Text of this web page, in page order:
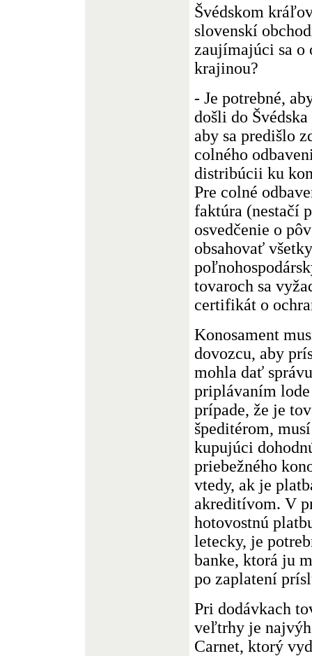
Švédskom
slovenskí
zaujímajúci sa o
krajinou?
- Je potrebné,
došli do
aby sa predišlo
colného
distribúcii ku
Pre colné
faktúra (nestačí
osvedčenie o
obsahovať
tovaroch sa
certifikát o
Konosament
dovozcu, aby
mohla dať
priplávaním
prípade, že je
špeditérom,
kupujúci
priebežného
vtedy, ak je
akreditívom. V
hotovostnú
letecky, je
banke, ktorá ju
po zaplatení
Pri dodávkach
veľtrhy je
Carnet, ktorý